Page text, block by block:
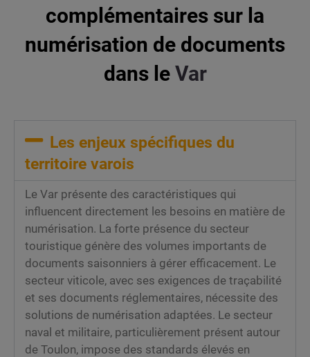
complémentaires sur la
numérisation de documents
dans le Var
Les enjeux spécifiques du
territoire varois
Le Var présente des caractéristiques qui
influencent directement les besoins en matière de
numérisation. La forte présence du secteur
touristique génère des volumes importants de
documents saisonniers à gérer efficacement. Le
secteur viticole, avec ses exigences de traçabilité
et ses documents réglementaires, nécessite des
solutions de numérisation adaptées. Le secteur
naval et militaire, particulièrement présent autour
de Toulon, impose des standards élevés en